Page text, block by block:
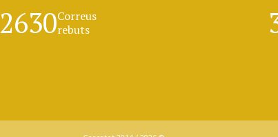
2630Correus
rebuts